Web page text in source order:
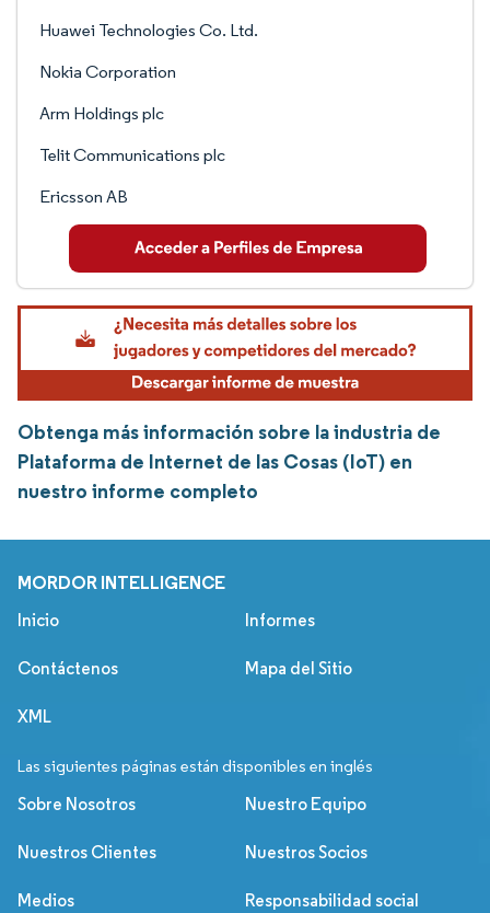
Huawei Technologies Co. Ltd.
Nokia Corporation
Arm Holdings plc
Telit Communications plc
Ericsson AB
Obtenga más información sobre la industria de
Plataforma de Internet de las Cosas (IoT) en
nuestro informe completo
MORDOR INTELLIGENCE
Inicio Informes
Contáctenos Mapa del Sitio
XML
Las siguientes páginas están disponibles en inglés
Sobre Nosotros Nuestro Equipo
Nuestros Clientes Nuestros Socios
Medios Responsabilidad social